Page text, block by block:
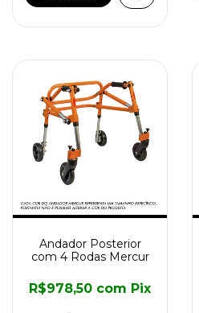
Andador Posterior
com 4 Rodas Mercur
R$978,50 com Pix